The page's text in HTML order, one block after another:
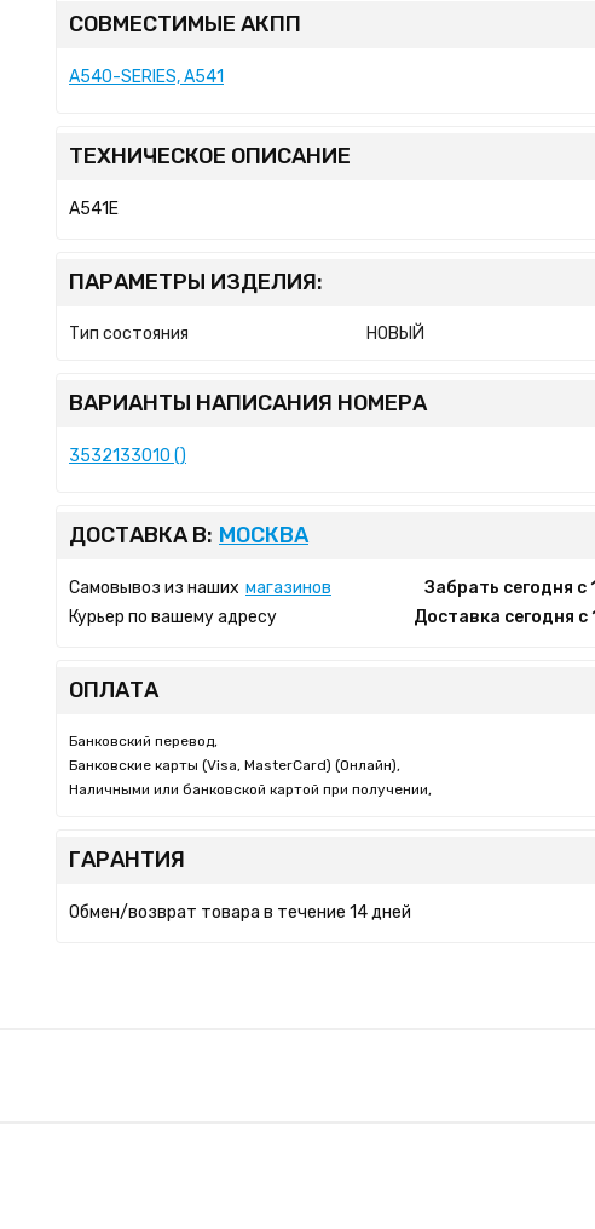
СОВМЕСТИМЫЕ АКПП
A540-SERIES, A541
ТЕХНИЧЕСКОЕ ОПИСАНИЕ
A541E
ПАРАМЕТРЫ ИЗДЕЛИЯ:
Тип состояния НОВЫЙ
ВАРИАНТЫ НАПИСАНИЯ НОМЕРА
3532133010 ()
ДОСТАВКА В: МОСКВА
Самовывоз из наших магазинов Забрать сегодня с
Курьер по вашему адресу
Доставка сегодня с
ОПЛАТА
Банковский перевод,
Банковские карты (Visa, MasterCard) (Онлайн),
Наличными или банковской картой при получении,
ГАРАНТИЯ
Обмен/возврат товара в течение 14 дней